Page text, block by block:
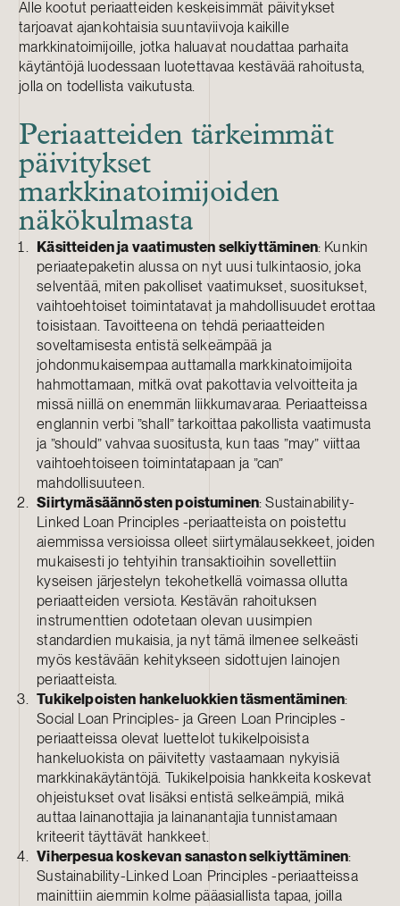
Alle kootut periaatteiden keskeisimmät päivitykset
tarjoavat ajankohtaisia suuntaviivoja kaikille
markkinatoimijoille, jotka haluavat noudattaa parhaita
käytäntöjä luodessaan luotettavaa kestävää rahoitusta,
jolla on todellista vaikutusta.
Periaatteiden tärkeimmät
päivitykset
markkinatoimijoiden
näkökulmasta
Käsitteiden ja vaatimusten selkiyttäminen: Kunkin
periaatepaketin alussa on nyt uusi tulkintaosio, joka
selventää, miten pakolliset vaatimukset, suositukset,
vaihtoehtoiset toimintatavat ja mahdollisuudet erottaa
toisistaan. Tavoitteena on tehdä periaatteiden
soveltamisesta entistä selkeämpää ja
johdonmukaisempaa auttamalla markkinatoimijoita
hahmottamaan, mitkä ovat pakottavia velvoitteita ja
missä niillä on enemmän liikkumavaraa. Periaatteissa
englannin verbi ”shall” tarkoittaa pakollista vaatimusta
ja ”should” vahvaa suositusta, kun taas ”may” viittaa
vaihtoehtoiseen toimintatapaan ja ”can”
mahdollisuuteen.
Siirtymäsäännösten poistuminen: Sustainability-
Linked Loan Principles -periaatteista on poistettu
aiemmissa versioissa olleet siirtymälausekkeet, joiden
mukaisesti jo tehtyihin transaktioihin sovellettiin
kyseisen järjestelyn tekohetkellä voimassa ollutta
periaatteiden versiota. Kestävän rahoituksen
instrumenttien odotetaan olevan uusimpien
standardien mukaisia, ja nyt tämä ilmenee selkeästi
myös kestävään kehitykseen sidottujen lainojen
periaatteista.
Tukikelpoisten hankeluokkien täsmentäminen:
Social Loan Principles- ja Green Loan Principles -
periaatteissa olevat luettelot tukikelpoisista
hankeluokista on päivitetty vastaamaan nykyisiä
markkinakäytäntöjä. Tukikelpoisia hankkeita koskevat
ohjeistukset ovat lisäksi entistä selkeämpiä, mikä
auttaa lainanottajia ja lainanantajia tunnistamaan
kriteerit täyttävät hankkeet.
Viherpesua koskevan sanaston selkiyttäminen:
Sustainability-Linked Loan Principles -periaatteissa
mainittiin aiemmin kolme pääasiallista tapaa, joilla